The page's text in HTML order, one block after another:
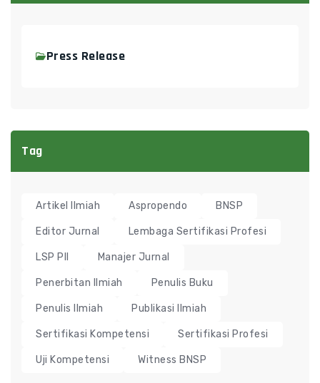
Press Release
Tag
Artikel Ilmiah Aspropendo BNSP
Editor Jurnal Lembaga Sertifikasi Profesi
LSP PII Manajer Jurnal
Penerbitan Ilmiah Penulis Buku
Penulis Ilmiah Publikasi Ilmiah
Sertifikasi Kompetensi Sertifikasi Profesi
Uji Kompetensi Witness BNSP